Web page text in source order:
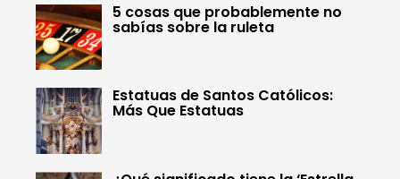
5 cosas que probablemente no
sabías sobre la ruleta
Estatuas de Santos Católicos:
Más Que Estatuas